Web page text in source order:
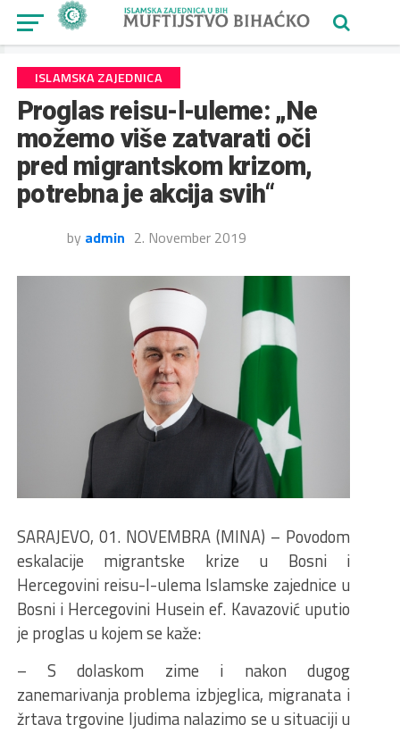
ISLAMSKA ZAJEDNICA
Proglas reisu-l-uleme: „Ne
možemo više zatvarati oči
pred migrantskom krizom,
potrebna je akcija svih“
by admin 2. November 2019
SARAJEVO, 01. NOVEMBRA (MINA) – Povodom
eskalacije migrantske krize u Bosni i
Hercegovini reisu-l-ulema Islamske zajednice u
Bosni i Hercegovini Husein ef. Kavazović uputio
je proglas u kojem se kaže:
– S dolaskom zime i nakon dugog
zanemarivanja problema izbjeglica, migranata i
žrtava trgovine ljudima nalazimo se u situaciji u